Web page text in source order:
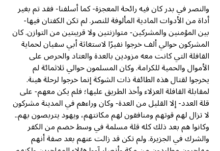
والنصر في بدر كان فيه رائحة المعجزة- كما أسلفنا- فقد تم بغير
أداة من الأدوات المادية المألوفة للنصر. لم تكن الكفتان فيها-
بين المؤمنين والمشركين- متوازنتين ولا قريبتين من التوازن. كان
المشركون حوالي ألف خرجوا نفيرًا لاستغاثة أبي سفيان لحماية
القافلة التي كانت معه مزودين بالعدة والعتاد والحرص على
الأموال والحمية للكرامة. وكان المسلمون حوالي ثلاثمائة لم
يخرجوا لقتال هذه الطائفة ذات الشوكة إنما خرجوا لرحلة هينة.
لمقابلة القافلة العزلاء وأخذ الطريق عليها؛ فلم يكن معهم- على
قلة العدد- إلا القليل من العدة- وكان وراءهم في المدينة مشركون
لا تزال لهم قوتهم ومنافقون لهم مكانتهم، ويهود يتربصون بهم..
وكانوا هم بعد ذلك كله قلة مسلمة في وسط خضم من الكفر
والشرك في الجزيرة. ولم تكن قد زالت عنهم بعد صفة أنهم